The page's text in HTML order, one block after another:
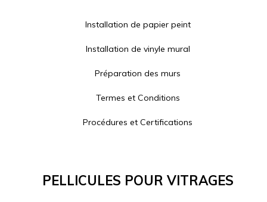
Installation de papier peint
Installation de vinyle mural
Préparation des murs
Termes et Conditions
Procédures et Certifications
Pellicules Pour Vitrages